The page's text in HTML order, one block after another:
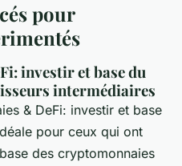
pour
investir et base du
intermédiaires
& DeFi: investir et base
pour ceux qui ont
des cryptomonnaies